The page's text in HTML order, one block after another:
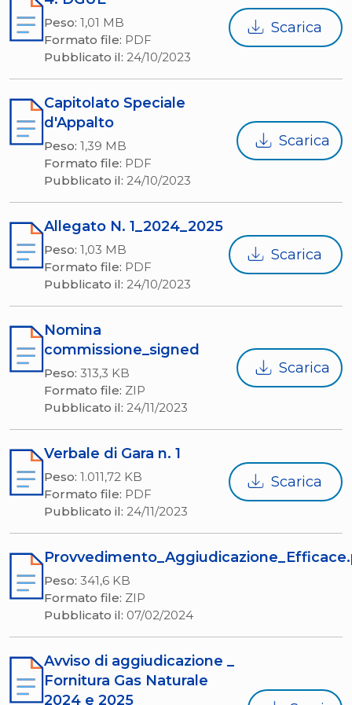
Peso: 1,01 MB
Formato file: PDF
Pubblicato il: 24/10/2023
Scarica
Capitolato Speciale
d'Appalto
Peso: 1,39 MB
Formato file: PDF
Pubblicato il: 24/10/2023
Scarica
Allegato N. 1_2024_2025
Peso: 1,03 MB
Formato file: PDF
Pubblicato il: 24/10/2023
Scarica
Nomina
commissione_signed
Peso: 313,3 KB
Formato file: ZIP
Pubblicato il: 24/11/2023
Scarica
Verbale di Gara n. 1
Peso: 1.011,72 KB
Formato file: PDF
Pubblicato il: 24/11/2023
Scarica
Peso: 341,6 KB
Formato file: ZIP
Pubblicato il: 07/02/2024
Avviso di aggiudicazione _
Fornitura Gas Naturale
2024 e 2025